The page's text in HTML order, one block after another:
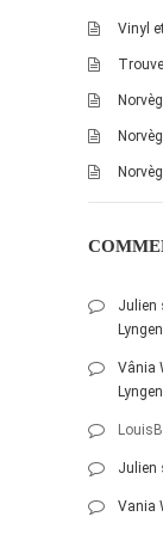
avril 2011
mars 2011
février 2011
janvier 2011
décembre 2010
juillet 2010
mai 2010
janvier 2010
Vinyl
Julien
Lyngen
Vânia
Lyngen
LouisB
Julien
Vania